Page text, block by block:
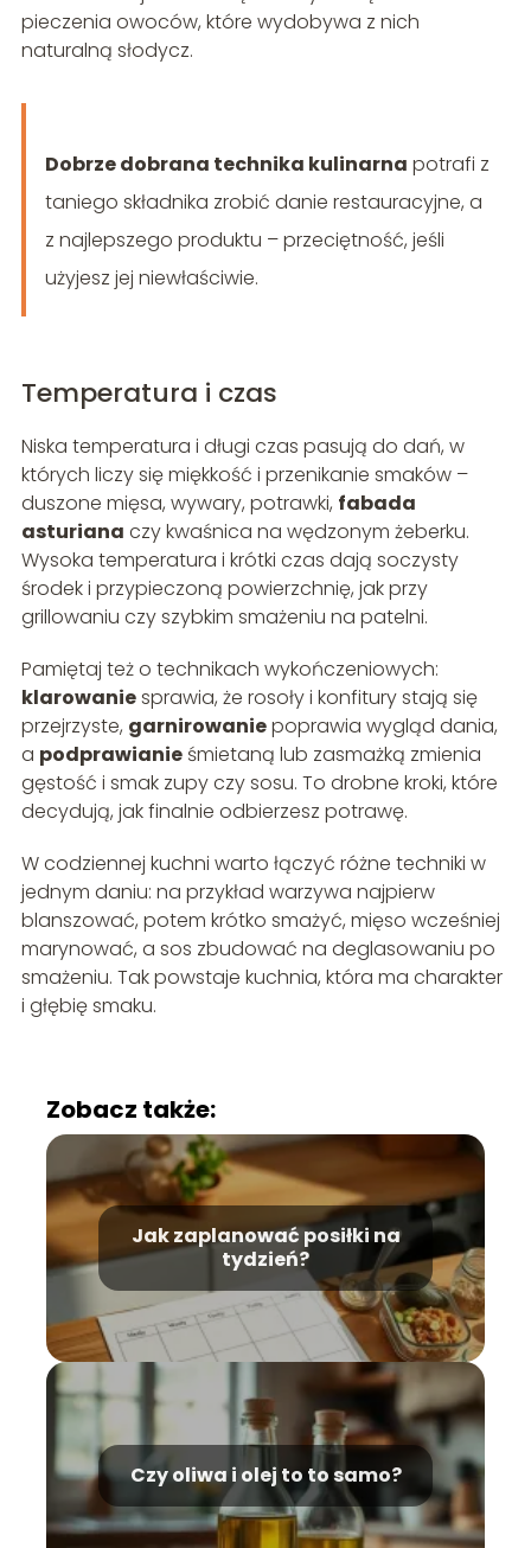
pieczenia owoców, które wydobywa z nich
naturalną słodycz.
Dobrze dobrana technika kulinarna potrafi z
taniego składnika zrobić danie restauracyjne, a
z najlepszego produktu – przeciętność, jeśli
użyjesz jej niewłaściwie.
Temperatura i czas
Niska temperatura i długi czas pasują do dań, w
których liczy się miękkość i przenikanie smaków –
duszone mięsa, wywary, potrawki, fabada
asturiana czy kwaśnica na wędzonym żeberku.
Wysoka temperatura i krótki czas dają soczysty
środek i przypieczoną powierzchnię, jak przy
grillowaniu czy szybkim smażeniu na patelni.
Pamiętaj też o technikach wykończeniowych:
klarowaniesprawia, że rosoły i konfitury stają się
przejrzyste, garnirowaniepoprawia wygląd dania,
a podprawianieśmietaną lub zasmażką zmienia
gęstość i smak zupy czy sosu. To drobne kroki, które
decydują, jak finalnie odbierzesz potrawę.
W codziennej kuchni warto łączyć różne techniki w
jednym daniu: na przykład warzywa najpierw
blanszować, potem krótko smażyć, mięso wcześniej
marynować, a sos zbudować na deglasowaniu po
smażeniu. Tak powstaje kuchnia, która ma charakter
i głębię smaku.
Zobacz także:
Jak zaplanować posiłki na
tydzień?
Czy oliwa i olej to to samo?